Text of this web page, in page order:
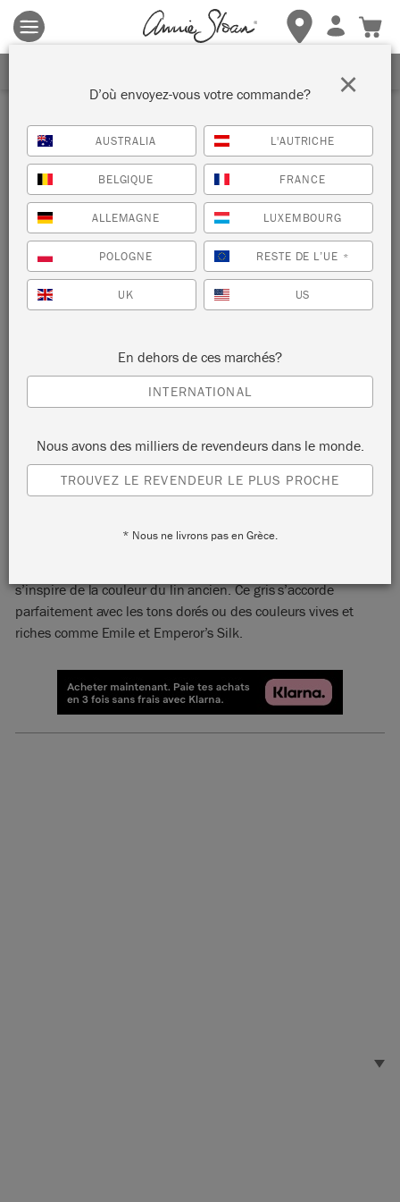
Les conditions générales s'appliquent. Cliquez ici
détails.
FRENCH LINEN
s’inspire de la couleur du lin ancien. Ce gris s’accorde
parfaitement avec les tons dorés ou des couleurs vives et
riches comme Emile et Emperor’s Silk.
D’où envoyez-vous votre commande?
AUSTRALIA L'AUTRICHE
BELGIQUE FRANCE
ALLEMAGNE LUXEMBOURG
POLOGNE RESTE DE L’UE *
UK US
En dehors de ces marchés?
INTERNATIONAL
Nous avons des milliers de revendeurs dans le monde.
TROUVEZ LE REVENDEUR LE PLUS PROCHE
* Nous ne livrons pas en Grèce.
×